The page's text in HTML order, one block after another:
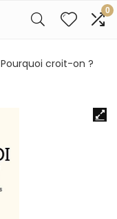
0
Pourquoi croit-on ?